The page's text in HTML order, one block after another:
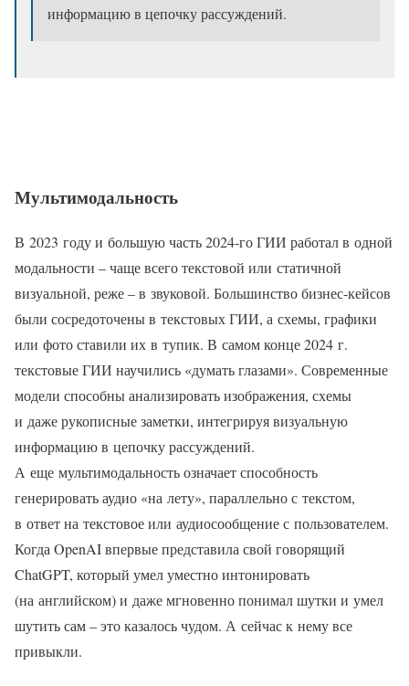
информацию в цепочку рассуждений.
Мультимодальность
В 2023 году и большую часть 2024‑го ГИИ работал в одной
модальности – чаще всего текстовой или статичной
визуальной, реже – в звуковой. Большинство бизнес-кейсов
были сосредоточены в текстовых ГИИ, а схемы, графики
или фото ставили их в тупик. В самом конце 2024 г.
текстовые ГИИ научились «думать глазами». Современные
модели способны анализировать изображения, схемы
и даже рукописные заметки, интегрируя визуальную
информацию в цепочку рассуждений.
А еще мультимодальность означает способность
генерировать аудио «на лету», параллельно с текстом,
в ответ на текстовое или аудиосообщение с пользователем.
Когда OpenAI впервые представила свой говорящий
ChatGPT, который умел уместно интонировать
(на английском) и даже мгновенно понимал шутки и умел
шутить сам – это казалось чудом. А сейчас к нему все
привыкли.